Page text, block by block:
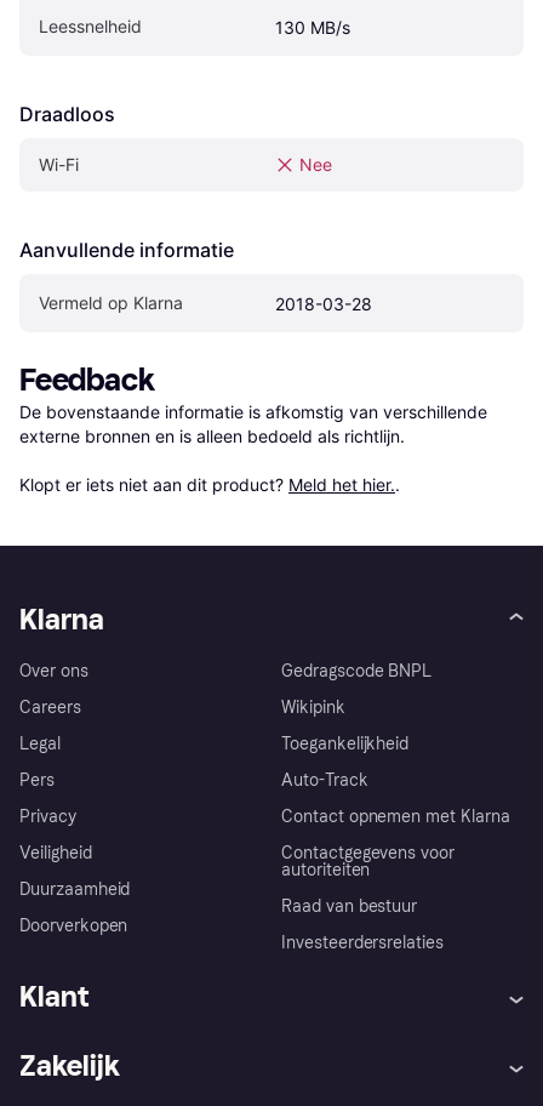
Leessnelheid 130 MB/s
Draadloos
Wi-Fi Nee
Aanvullende informatie
Vermeld op Klarna 2018-03-28
Feedback
De bovenstaande informatie is afkomstig van verschillende
externe bronnen en is alleen bedoeld als richtlijn.
Klopt er iets niet aan dit product? Meld het hier..
Klarna
Over ons
Careers
Legal
Pers
Privacy
Veiligheid
Duurzaamheid
Doorverkopen
Gedragscode BNPL
Wikipink
Toegankelijkheid
Auto-Track
Contact opnemen met Klarna
Contactgegevens voor
autoriteiten
Raad van bestuur
Investeerdersrelaties
Klant
Zakelijk